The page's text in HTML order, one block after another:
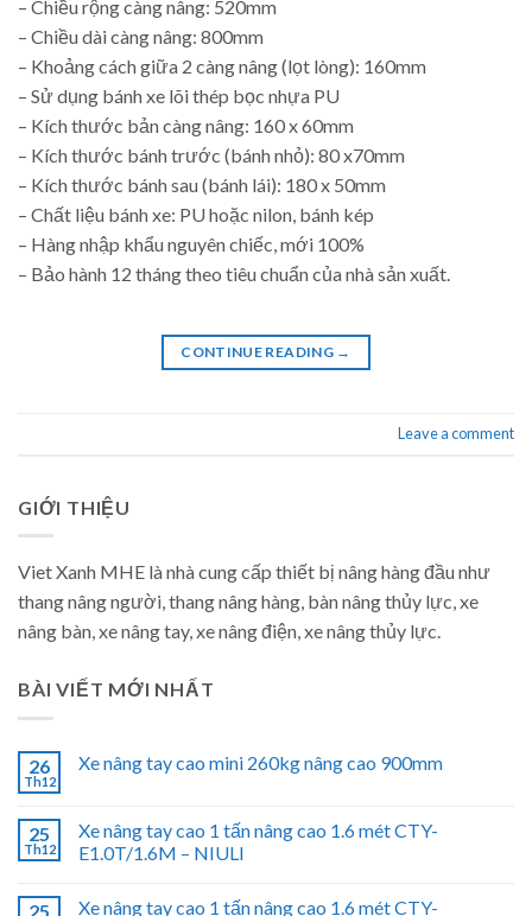
– Chiều rộng càng nâng: 520mm
– Chiều dài càng nâng: 800mm
– Khoảng cách giữa 2 càng nâng (lọt lòng): 160mm
– Sử dụng bánh xe lõi thép bọc nhựa PU
– Kích thước bản càng nâng: 160 x 60mm
– Kích thước bánh trước (bánh nhỏ): 80 x70mm
– Kích thước bánh sau (bánh lái): 180 x 50mm
– Chất liệu bánh xe: PU hoặc nilon, bánh kép
– Hàng nhập khẩu nguyên chiếc, mới 100%
– Bảo hành 12 tháng theo tiêu chuẩn của nhà sản xuất.
CONTINUE READING →
Leave a comment
GIỚI THIỆU
Viet Xanh MHE là nhà cung cấp thiết bị nâng hàng đầu như
thang nâng người, thang nâng hàng, bàn nâng thủy lực, xe
nâng bàn, xe nâng tay, xe nâng điện, xe nâng thủy lực.
BÀI VIẾT MỚI NHẤT
26
Th12
Xe nâng tay cao mini 260kg nâng cao 900mm
25
Th12
Xe nâng tay cao 1 tấn nâng cao 1.6 mét CTY-
E1.0T/1.6M – NIULI
25 Xe nâng tay cao 1 tấn nâng cao 1.6 mét CTY-